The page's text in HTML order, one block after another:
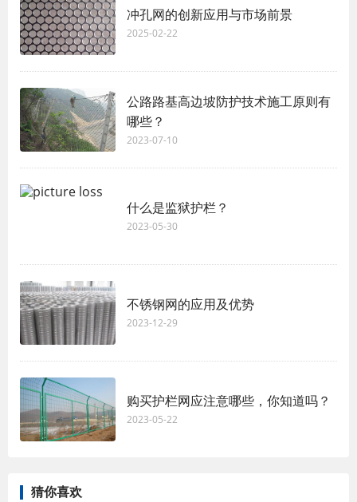
冲孔网的创新应用与市场前景
2025-02-22
公路路基高边坡防护技术施工原则有
哪些？
2023-07-10
什么是监狱护栏？
2023-05-30
不锈钢网的应用及优势
2023-12-29
购买护栏网应注意哪些，你知道吗？
2023-05-22
猜你喜欢